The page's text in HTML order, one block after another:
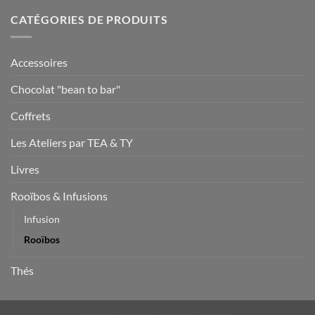
CATÉGORIES DE PRODUITS
Accessoires
Chocolat "bean to bar"
Coffrets
Les Ateliers par TEA & TY
Livres
Rooïbos & Infusions
Infusion
Rooïbos
Thés